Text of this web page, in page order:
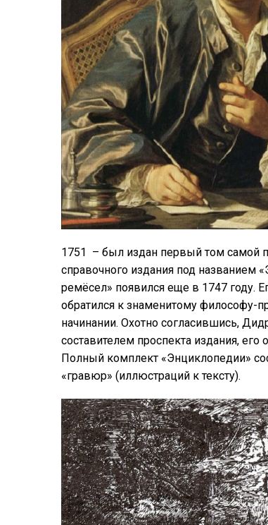
1751 – был издан первый том самой
справочного издания под названием
ремёсел» появился еще в 1747 году.
обратился к знаменитому философу-
начинании. Охотно согласившись,
составителем проспекта издания,
Полный комплект «Энциклопедии»
«гравюр» (иллюстраций к тексту).